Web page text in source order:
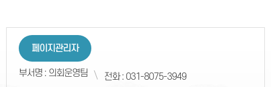
페이지관리자
부서명 : 의회운영팀 전화 : 031-8075-3949